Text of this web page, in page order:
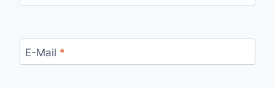
E-Mail *